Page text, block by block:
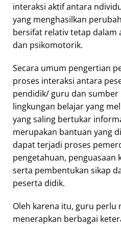
interaksi aktif antara
yang menghasilkan
bersifat relativ tetap dalam
dan psikomotorik.
Secara umum pengertian
proses interaksi antara
pendidik/ guru dan sumber
lingkungan belajar yang
yang saling bertukar
merupakan bantuan yang
dapat terjadi proses
pengetahuan, penguasaan
serta pembentukan sikap
peserta didik.
Oleh karena itu, guru perlu
menerapkan berbagai